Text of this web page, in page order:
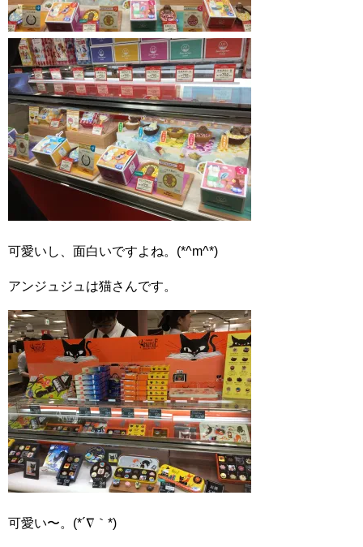
可愛いし、面白いですよね。(*^m^*)
アンジュジュは猫さんです。
可愛い〜。(*´∇｀*)